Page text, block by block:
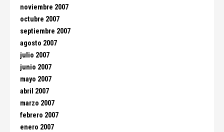
noviembre 2007
octubre 2007
septiembre 2007
agosto 2007
julio 2007
junio 2007
mayo 2007
abril 2007
marzo 2007
febrero 2007
enero 2007